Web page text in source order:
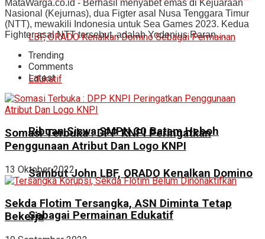
Ribuan Siswa SMPN 30 Batam Heboh
Sambut John LBF, ORADO Kenalkan Domino
Sebagai Permainan Edukatif
MataWarga.co.id - Berhasil menyabet emas di Kejuaraan
Nasional (Kejurnas), dua Figter asal Nusa Tenggara Timur
(NTT), mewakili Indonesia untuk Sea Games 2023. Kedua
Fighter asal NTT tersebut, adalah Yodenius Raran ...
Trending
Comments
Latest
Somasi Terbuka : DPP KNPI Peringatkan
Penggunaan Atribut Dan Logo KNPI
13 Oktober 2022
Sekda Flotim Tersangka, ASN Diminta Tetap
Bekerja